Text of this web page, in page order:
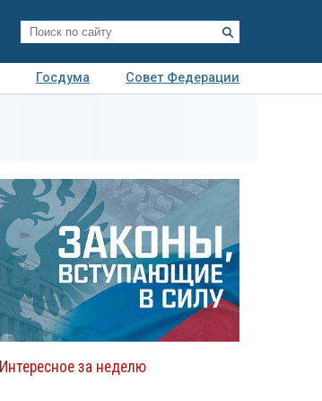
Госдума
Совет Федерации
Интересное за неделю